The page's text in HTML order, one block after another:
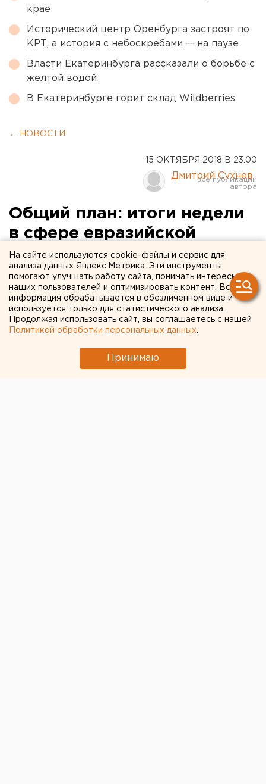
крае
Исторический центр Оренбурга застроят по
КРТ, а история с небоскребами — на паузе
Власти Екатеринбурга рассказали о борьбе с
желтой водой
В Екатеринбурге горит склад Wildberries
← НОВОСТИ
15 ОКТЯБРЯ 2018 В 23:00
Дмитрий Сухнев
Общий план: итоги недели
в сфере евразийской
интеграции
На сайте используются cookie-файлы и сервис для
анализа данных Яндекс.Метрика. Эти инструменты
помогают улучшать работу сайта, понимать интересы
наших пользователей и оптимизировать контент. Вся
информация обрабатывается в обезличенном виде и
используется только для статистического анализа.
Продолжая использовать сайт, вы соглашаетесь с нашей
Политикой обработки персональных данных
Принимаю